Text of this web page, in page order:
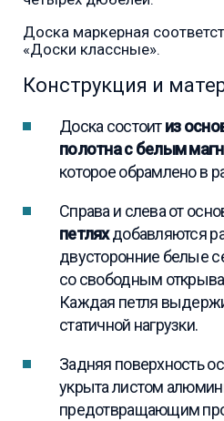
Доска маркерная
«Доски классные».
Конструкция и
Доска состоитиз
полотна с белым
которое обрамлено в
Справа и слева от
петляхдобавляются
двусторонние белые
со свободным
Каждая петля
статичной нагрузки.
Задняя поверхность
укрыта листом
предотвращающим